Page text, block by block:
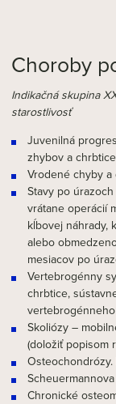
Choroby
Indikačná skupina
starostlivosť
Juvenilná
zhybov a
Vrodené chyby
Stavy po
vrátane operácií
kĺbovej náhrady,
alebo
mesiacov po
Vertebrogénny
chrbtice,
Skoliózy –
(doložiť popisom
Chronické